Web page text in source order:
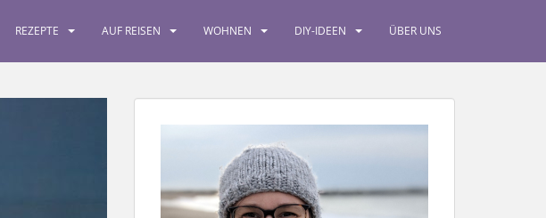
REZEPTE AUF REISEN WOHNEN DIY-IDEEN ÜBER UNS